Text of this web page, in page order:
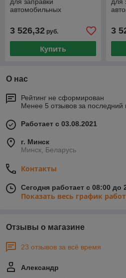
автомобильных
3 526,32 руб.
Купить
3
О нас
Рейтинг не сформирован
Менее 5 отзывов за последний
Работает с 03.08.2021
г. Минск
Минск, Беларусь
Контакты
Сегодня работает с 08:00 до
Показать весь график
Отзывы о магазине
23 отзывов за всё время
Александр